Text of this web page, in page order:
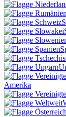
Amerika